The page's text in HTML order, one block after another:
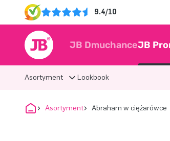
9.4/10
JB DmuchanceJB
Asortyment Lookbook
Asortyment Abraham w ciężarówce